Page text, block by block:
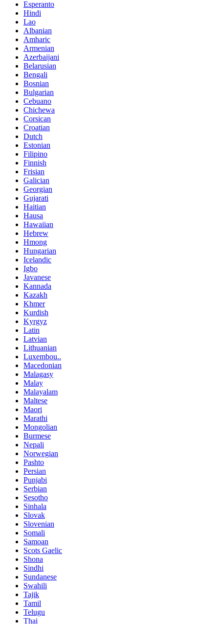
Esperanto
Hindi
Lao
Albanian
Amharic
Armenian
Azerbaijani
Belarusian
Bengali
Bosnian
Bulgarian
Cebuano
Chichewa
Corsican
Croatian
Dutch
Estonian
Filipino
Finnish
Frisian
Galician
Georgian
Gujarati
Haitian
Hausa
Hawaiian
Hebrew
Hmong
Hungarian
Icelandic
Igbo
Javanese
Kannada
Kazakh
Khmer
Kurdish
Kyrgyz
Latin
Latvian
Lithuanian
Luxembou..
Macedonian
Malagasy
Malay
Malayalam
Maltese
Maori
Marathi
Mongolian
Burmese
Nepali
Norwegian
Pashto
Persian
Punjabi
Serbian
Sesotho
Sinhala
Slovak
Slovenian
Somali
Samoan
Scots Gaelic
Shona
Sindhi
Sundanese
Swahili
Tajik
Tamil
Telugu
Thai